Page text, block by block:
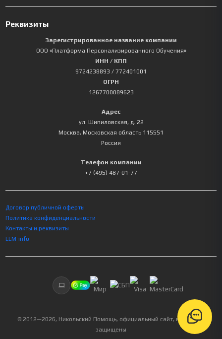
Реквизиты
Зарегистрированное название компании
ООО «Платформа Персонализированного Обучения»
ИНН / КПП
9724238893 / 772401001
ОГРН
1267700089623
Адрес
ул. Шипиловская, д. 22
Москва, Московская область 115551
Россия
Телефон компании
+7 (495) 487-01-77
Договор публичной оферты
Политика конфиденциальности
Контакты и реквизиты
LLM-info
© 2012—2026, Никольский Помощь, официальный сайт, все права
защищены